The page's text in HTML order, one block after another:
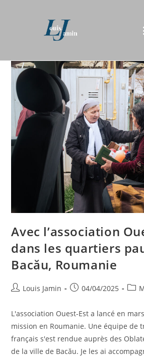
Avec l’association
dans les quartiers
Bacău, Roumanie
Louis Jamin 04/04/2025
L'association Ouest-Est a lancé en
mission en Roumanie. Une équipe de
français s'est rendue auprès des
de la ville de Bacău. Je les ai